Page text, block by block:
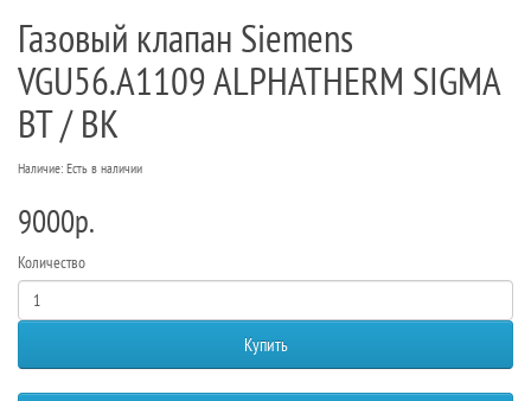
Газовый клапан Siemens
VGU56.A1109 ALPHATHERM SIGMA
ВТ / BK
Наличие: Есть в наличии
9000р.
Количество
Купить